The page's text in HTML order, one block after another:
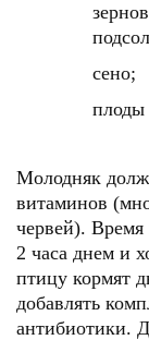
сено;
плоды
Молодняк
витаминов
червей).
2 часа днем и
птицу кормят
добавлять
антибиотики.